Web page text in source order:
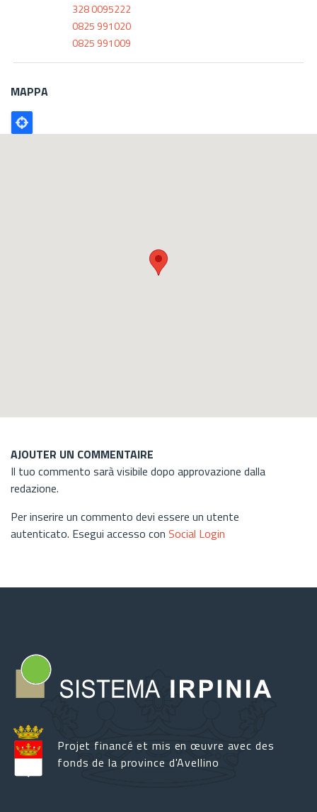
328 0095222
0825 991020
0825 991009
MAPPA
Poligono
GEO
AJOUTER UN COMMENTAIRE
Il tuo commento sarà visibile dopo approvazione dalla
redazione.
Per inserire un commento devi essere un utente
autenticato. Esegui accesso con Social Login
Projet financé et mis en œuvre avec des
fonds de la province d'Avellino